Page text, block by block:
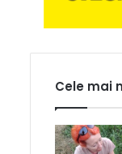
Cele mai